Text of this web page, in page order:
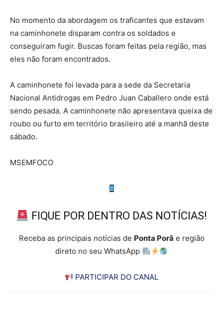
No momento da abordagem os traficantes que estavam
na caminhonete disparam contra os soldados e
conseguiram fugir. Buscas foram feitas pela região, mas
eles não foram encontrados.
A caminhonete foi levada para a sede da Secretaria
Nacional Antidrogas em Pedro Juan Caballero onde está
sendo pesada. A caminhonete não apresentava queixa de
roubo ou furto em território brasileiro até a manhã deste
sábado.
MSEMFOCO
FIQUE POR DENTRO DAS NOTÍCIAS!
Receba as principais notícias de Ponta Porã e região
direto no seu WhatsApp
PARTICIPAR DO CANAL